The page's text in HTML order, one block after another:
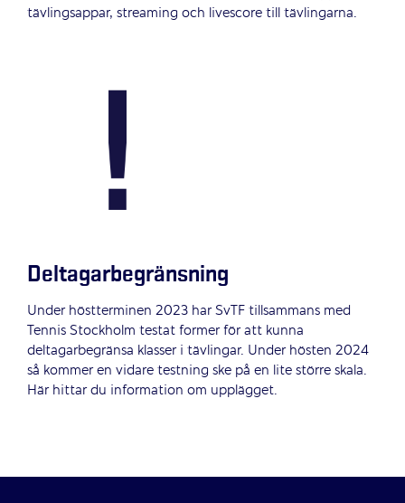
tävlingsappar, streaming och livescore till tävlingarna.
Deltagarbegränsning
Under höstterminen 2023 har SvTF tillsammans med
Tennis Stockholm testat former för att kunna
deltagarbegränsa klasser i tävlingar. Under hösten 2024
så kommer en vidare testning ske på en lite större skala.
Här hittar du information om upplägget.